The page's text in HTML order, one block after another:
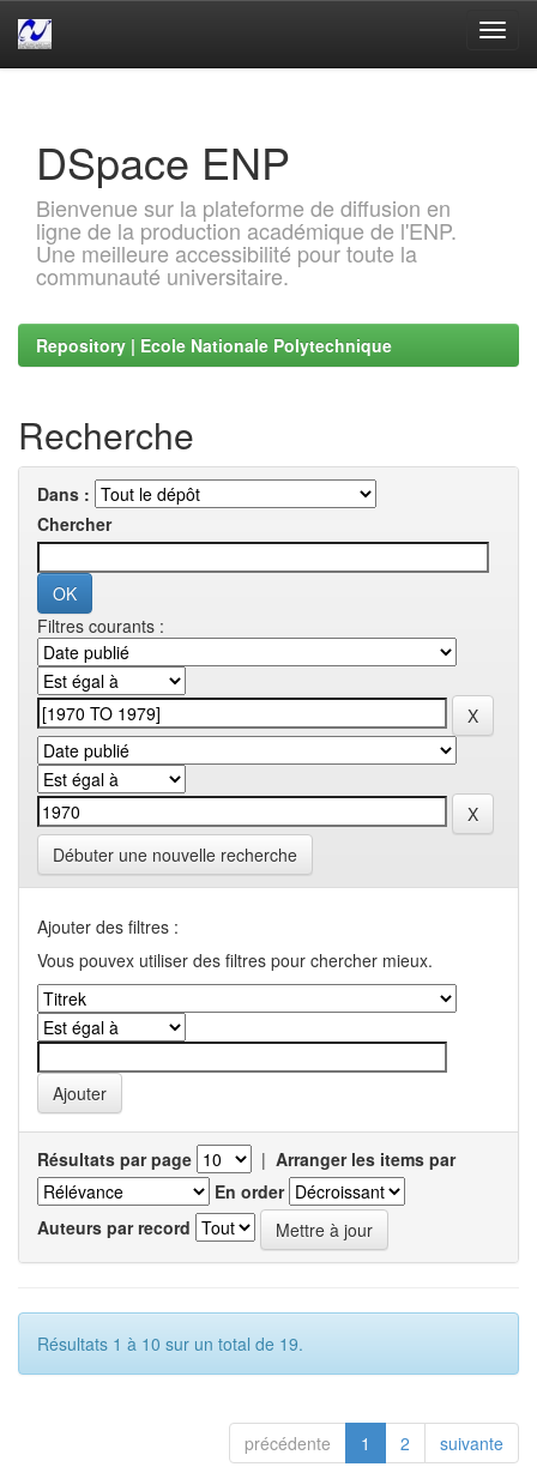
DSpace ENP
Bienvenue sur la plateforme de diffusion en
ligne de la production académique de l'ENP.
Une meilleure accessibilité pour toute la
communauté universitaire.
Repository | Ecole Nationale Polytechnique
Recherche
Dans :
Chercher
Filtres courants :
Débuter une nouvelle recherche
Ajouter des filtres :
Vous pouvex utiliser des filtres pour chercher mieux.
Résultats par page | Arranger les items par
En order
Auteurs par record
Résultats 1 à 10 sur un total de 19.
précédente 1 2 suivante